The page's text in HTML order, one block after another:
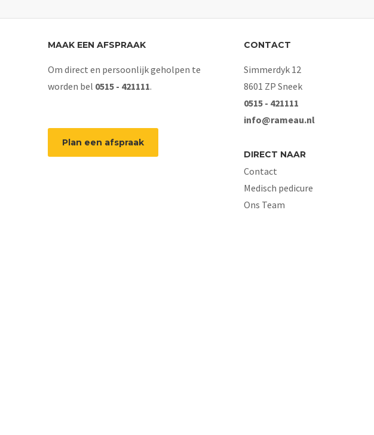
MAAK EEN AFSPRAAK
Om direct en persoonlijk geholpen te
worden bel 0515 - 421111.
Plan een afspraak
CONTACT
Simmerdyk 12
8601 ZP Sneek
0515 - 421111
info@rameau.nl
DIRECT NAAR
Contact
Medisch pedicure
Ons Team